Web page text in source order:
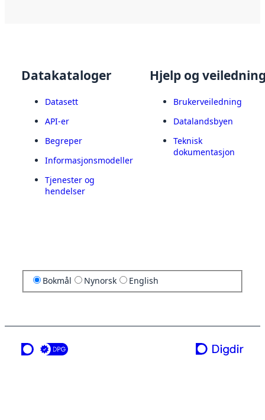
Datakataloger
Datasett
API-er
Begreper
Informasjonsmodeller
Tjenester og
hendelser
Hjelp og
Brukerveiledning
Datalandsbyen
Teknisk
dokumentasjon
Bokmål Nynorsk English